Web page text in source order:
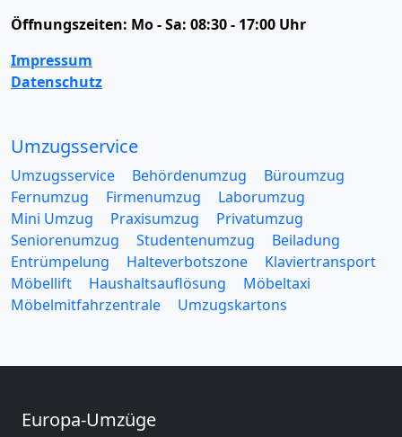
Öffnungszeiten: Mo - Sa: 08:30 - 17:00 Uhr
Impressum
Datenschutz
Umzugsservice
Umzugsservice Behördenumzug
Büroumzug
Fernumzug
Firmenumzug
Laborumzug
Mini Umzug
Praxisumzug
Privatumzug
Seniorenumzug
Studentenumzug
Beiladung
Entrümpelung
Halteverbotszone
Klaviertransport
Möbellift
Haushaltsauflösung
Möbeltaxi
Möbelmitfahrzentrale
Umzugskartons
Europa-Umzüge